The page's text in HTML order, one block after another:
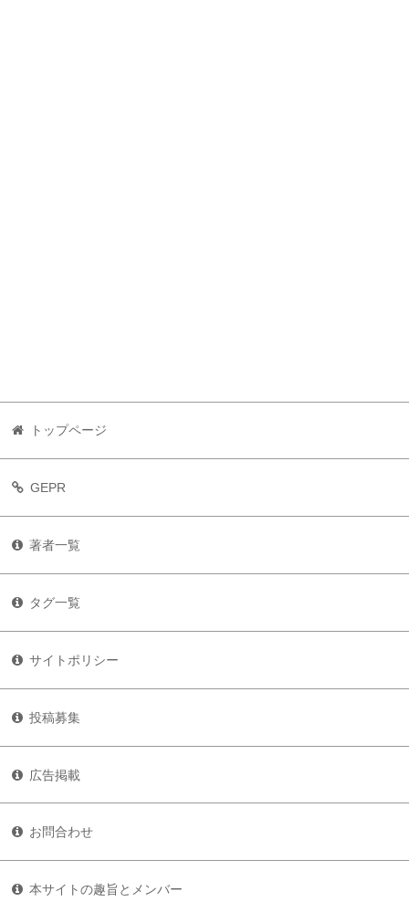
トップページ
GEPR
著者一覧
タグ一覧
サイトポリシー
投稿募集
広告掲載
お問合わせ
本サイトの趣旨とメンバー